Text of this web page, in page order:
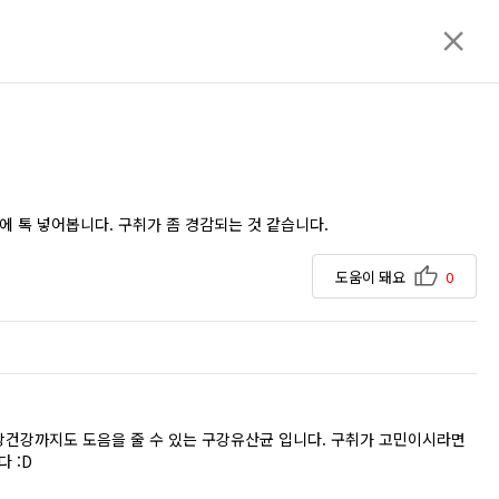
톡 넣어봅니다. 구취가 좀 경감되는 것 같습니다.
도움이 돼요 0
강까지도 도음을 줄 수 있는 구강유산균 입니다. 구취가 고민이시라면
:D